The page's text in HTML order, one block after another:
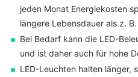
jeden Monat Energiekosten
längere Lebensdauer als z.
Bei Bedarf kann die LED-
und ist daher auch für hohe
LED-Leuchten halten länger,